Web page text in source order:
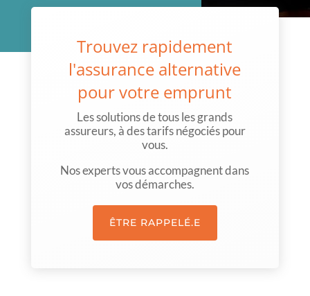
Trouvez rapidement
l'assurance alternative
pour votre emprunt
Les solutions de tous les grands
assureurs, à des tarifs négociés pour
vous.
Nos experts vous accompagnent dans
vos démarches.
ÊTRE RAPPELÉ.E